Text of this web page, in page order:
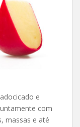
e
com
massas e até